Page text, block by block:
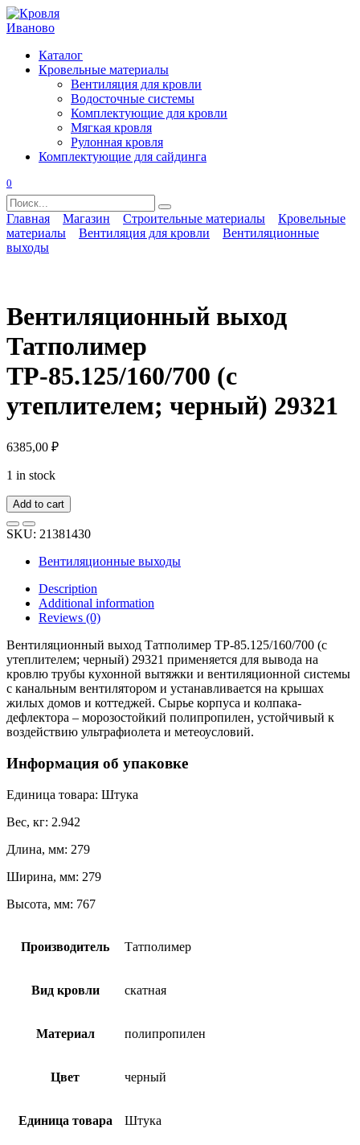
Перейти
к
Каталог
Кровельные материалы
Вентиляция для кровли
Водосточные системы
Комплектующие для кровли
Мягкая кровля
Рулонная кровля
Комплектующие для сайдинга
0
Search
for:
Главная Магазин Строительные материалы
Кровельные
материалы
Вентиляция для кровли
Вентиляционные
выходы
Вентиляционный выход
Татполимер
ТР-85.125/160/700 (с
утеплителем; черный) 29321
6385,00 ₽
1 in stock
Add to cart
SKU: 21381430
Вентиляционные выходы
Description
Additional information
Reviews (0)
Вентиляционный выход Татполимер ТР-85.125/160/700 (с
утеплителем; черный) 29321 применяется для вывода на
кровлю трубы кухонной вытяжки и вентиляционной системы
с канальным вентилятором и устанавливается на крышах
жилых домов и коттеджей. Сырье корпуса и колпака-
дефлектора – морозостойкий полипропилен, устойчивый к
воздействию ультрафиолета и метеоусловий.
Информация об упаковке
Единица товара: Штука
Вес, кг: 2.942
Длина, мм: 279
Ширина, мм: 279
Высота, мм: 767
Производитель Татполимер
Вид кровли скатная
Материал полипропилен
Цвет черный
Единица товара Штука